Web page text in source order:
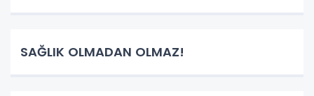
SAĞLIK OLMADAN OLMAZ!